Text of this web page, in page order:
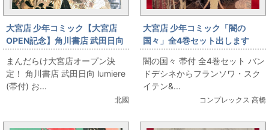
大宮店 少年コミック【大宮店
OPEN記念】角川書店 武田日向
lumiere (帯付)
まんだらけ大宮店オープン決
定！ 角川書店 武田日向 lumiere
(帯付) お...
北國
大宮店 少年コミック「闇の
国々」全4巻セット出します
闇の国々 帯付 全4巻セット バン
ドデシネからフランソワ・スク
イテン&...
コンプレックス 高橋